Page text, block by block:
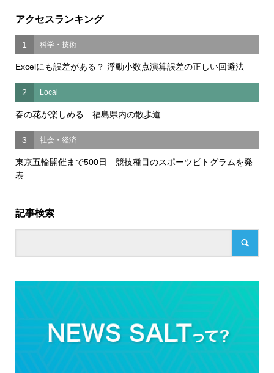
アクセスランキング
1 科学・技術
Excelにも誤差がある？ 浮動小数点演算誤差の正しい回避法
2 Local
春の花が楽しめる 福島県内の散歩道
3 社会・経済
東京五輪開催まで500日 競技種目のスポーツピトグラムを発
表
記事検索